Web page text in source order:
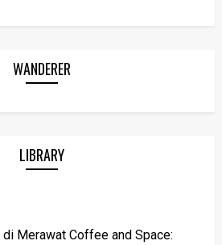
WANDERER
LIBRARY
Merawat Coffee and Space: